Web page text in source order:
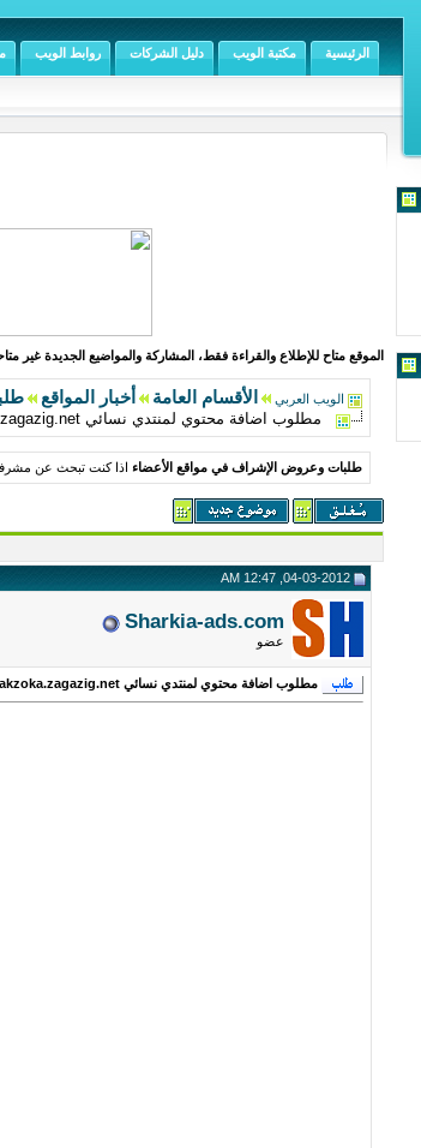
الرئيسية مكتبة الويب دليل الشركات روابط الويب
الموقع متاح للإطلاع والقراءة فقط، المشاركة والمواضيع الجديدة غير
الويب العربي الأقسام العامة أخبار المواقع
مطلوب اضافة محتوي لمنتدي نسائي www.zakzoka.zagazig.net
طلبات وعروض الإشراف في مواقع الأعضاء اذا كنت تبحث عن
Sharkia-ads.com
عضو
مطلوب اضافة محتوي لمنتدي نسائي www.zakzoka.zagazig.net